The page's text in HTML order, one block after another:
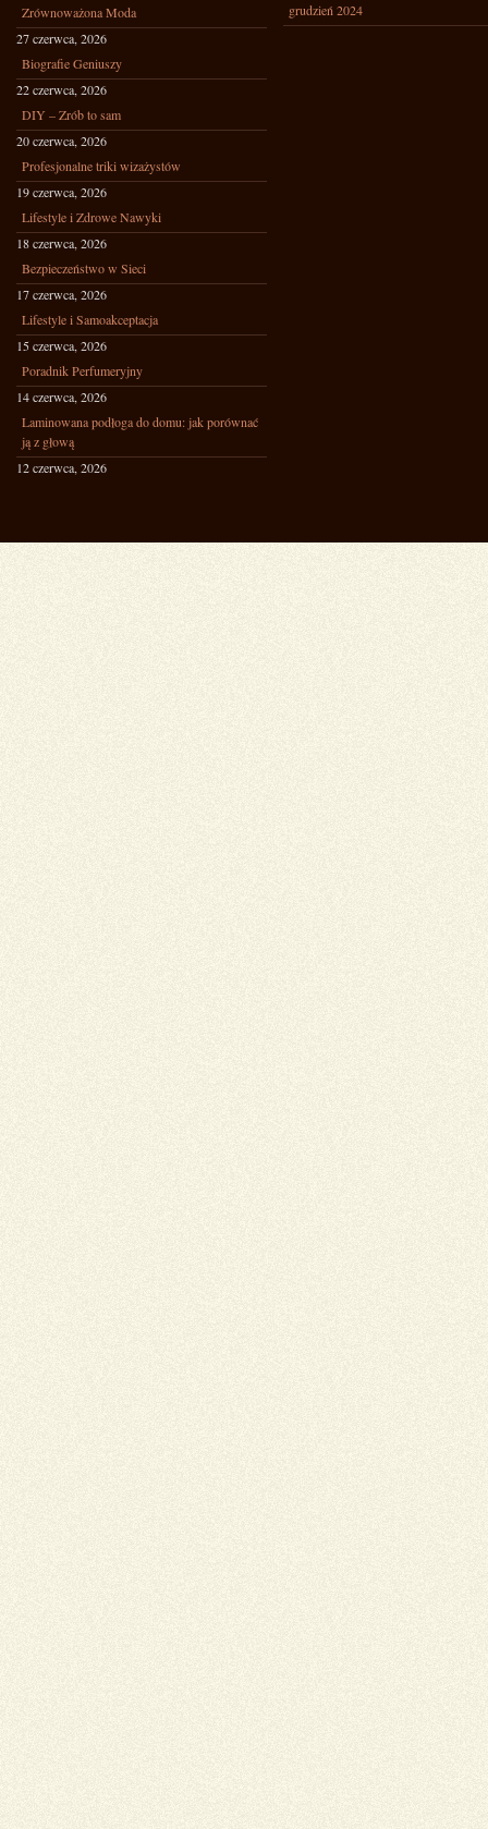
Zrównoważona Moda
27 czerwca, 2026
Biografie Geniuszy
22 czerwca, 2026
DIY – Zrób to sam
20 czerwca, 2026
Profesjonalne triki wizażystów
19 czerwca, 2026
Lifestyle i Zdrowe Nawyki
18 czerwca, 2026
Bezpieczeństwo w Sieci
17 czerwca, 2026
Lifestyle i Samoakceptacja
15 czerwca, 2026
Poradnik Perfumeryjny
14 czerwca, 2026
Laminowana podłoga do domu: jak porównać
ją z głową
12 czerwca, 2026
grudzień 2024